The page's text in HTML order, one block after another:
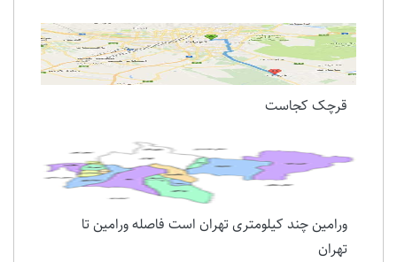
قرچک کجاست
ورامین چند کیلومتری تهران است فاصله ورامین تا
تهران